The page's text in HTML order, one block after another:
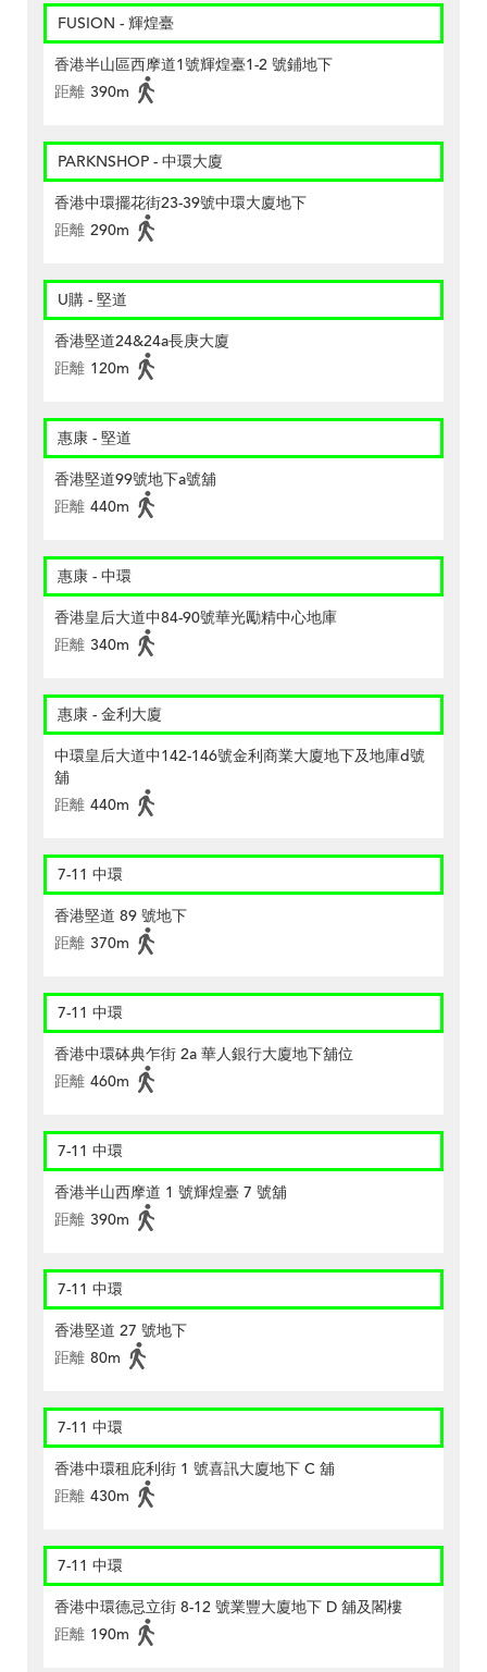
FUSION - 輝煌臺
香港半山區西摩道1號輝煌臺1-2 號鋪地下
距離 390m
PARKNSHOP - 中環大廈
香港中環擺花街23-39號中環大廈地下
距離 290m
U購 - 堅道
香港堅道24&24a長庚大廈
距離 120m
惠康 - 堅道
香港堅道99號地下a號舖
距離 440m
惠康 - 中環
香港皇后大道中84-90號華光勵精中心地庫
距離 340m
惠康 - 金利大廈
中環皇后大道中142-146號金利商業大廈地下及地庫d號
舖
距離 440m
7-11 中環
香港堅道 89 號地下
距離 370m
7-11 中環
香港中環砵典乍街 2a 華人銀行大廈地下舖位
距離 460m
7-11 中環
香港半山西摩道 1 號輝煌臺 7 號舖
距離 390m
7-11 中環
香港堅道 27 號地下
距離 80m
7-11 中環
香港中環租庇利街 1 號喜訊大廈地下 C 舖
距離 430m
7-11 中環
香港中環德忌立街 8-12 號業豐大廈地下 D 舖及閣樓
距離 190m